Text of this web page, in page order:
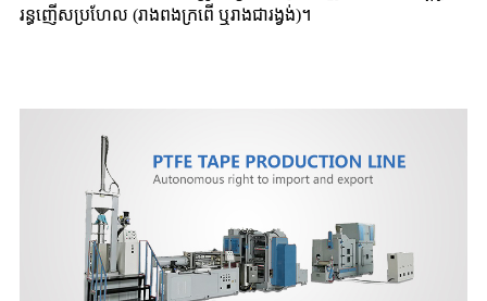
រន្ធញើសប្រហែល (រាងពងក្រពើ ឬរាងជារង្វង់)។